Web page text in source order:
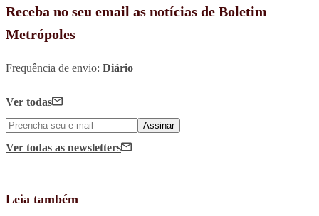
Receba no seu email as notícias de Boletim
Metrópoles
Frequência de envio: Diário
Ver todas
Assinar
Ver todas as newsletters
Leia também